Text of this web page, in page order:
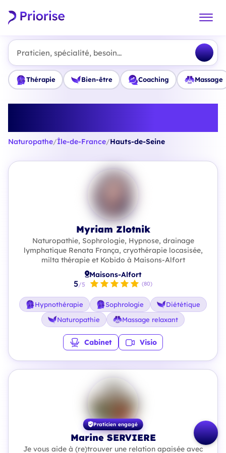
Praticien, spécialité, besoin...
Thérapie Bien-être Coaching Massage
Naturopathe/Île-de-France/Hauts-de-Seine
Myriam Zlotnik
Naturopathie, Sophrologie, Hypnose, drainage
lymphatique Renata França, cryothérapie locasisée,
milta thérapie et Kobido à Maisons-Alfort
Maisons-Alfort
5/5 (80)
Hypnothérapie Sophrologie
Diététique
Naturopathie
Massage relaxant
Cabinet Visio
Praticien engagé
Marine SERVIERE
Je vous aide à (re)trouver une relation apaisée avec